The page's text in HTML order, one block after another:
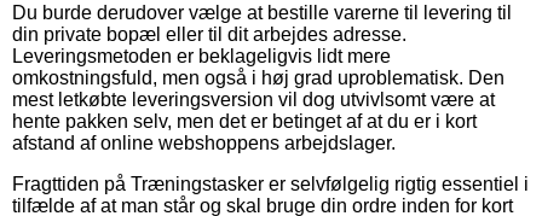
Du burde derudover vælge at bestille varerne til levering til
din private bopæl eller til dit arbejdes adresse.
Leveringsmetoden er beklageligvis lidt mere
omkostningsfuld, men også i høj grad uproblematisk. Den
mest letkøbte leveringsversion vil dog utvivlsomt være at
hente pakken selv, men det er betinget af at du er i kort
afstand af online webshoppens arbejdslager.
Fragttiden på Træningstasker er selvfølgelig rigtig essentiel i
tilfælde af at man står og skal bruge din ordre inden for kort